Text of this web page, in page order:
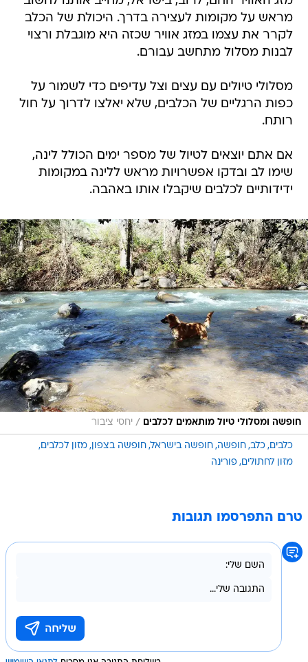
מראש על מקומות לעצירה בדרך. היכולת של הכלב
לקרר את עצמו במזג אוויר שכזה היא מוגבלת ורצוי
לבנות מסלול מתחשב עבורם.
מסלולי טיולים עם עצים וצל עדיפים כדי לשמור על
כפות הרגליים של הכלבים, שלא יאלצו לדרוך על חול
רותח.
אם אתם יוצאים לטיול של מספר ימים הכולל לינה,
שימו לב ובדקו אפשרויות מראש ללינה במקומות
ידידותיים לכלבים שיקבלו אותו באהבה.
חופשה ומסלולי טיול מותאמים לכלבים / יחסי ציבור
כלבים כלב חופשה חופשה בישראל חופשה בצפון מזון לכלבים
מזון לחתולים פורינה
טרם התפרסמו תגובות